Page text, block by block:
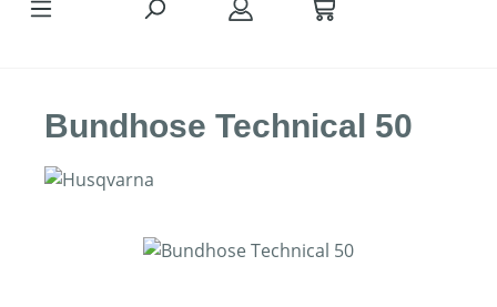
Bundhose Technical 50
Bildergalerie überspringen